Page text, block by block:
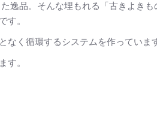
逸品。そんな埋もれる「古きよき
す。
く循環するシステムを作っていま
す。